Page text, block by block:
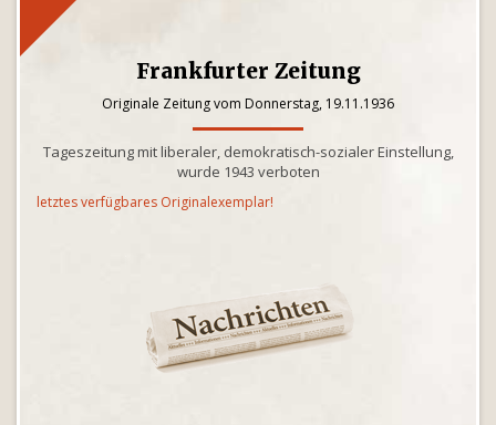
Frankfurter Zeitung
Originale Zeitung vom Donnerstag, 19.11.1936
Tageszeitung mit liberaler, demokratisch-sozialer Einstellung,
wurde 1943 verboten
letztes verfügbares Originalexemplar!